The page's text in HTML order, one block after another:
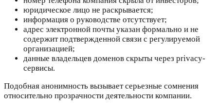
юридическое лицо не раскрывается;
информация о руководстве отсутствует;
адрес электронной почты указан формально и не
содержит подтвержденной связи с регулируемой
организацией;
данные владельцев доменов скрыты через privacy-
сервисы.
Подобная анонимность вызывает серьезные сомнения
относительно прозрачности деятельности компании.